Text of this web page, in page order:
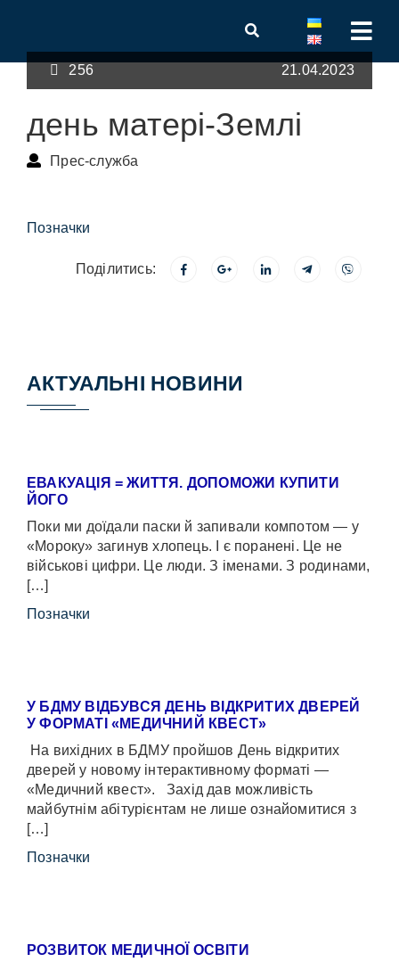
256 21.04.2023
день матері-Землі
Прес-служба
Позначки
Поділитись:
АКТУАЛЬНІ НОВИНИ
ЕВАКУАЦІЯ = ЖИТТЯ. ДОПОМОЖИ КУПИТИ
ЙОГО
Поки ми доїдали паски й запивали компотом — у
«Мороку» загинув хлопець. І є поранені. Це не
військові цифри. Це люди. З іменами. З родинами,
[…]
Позначки
У БДМУ ВІДБУВСЯ ДЕНЬ ВІДКРИТИХ ДВЕРЕЙ
У ФОРМАТІ «МЕДИЧНИЙ КВЕСТ»
На вихідних в БДМУ пройшов День відкритих
дверей у новому інтерактивному форматі —
«Медичний квест». Захід дав можливість
майбутнім абітурієнтам не лише ознайомитися з
[…]
Позначки
РОЗВИТОК МЕДИЧНОЇ ОСВІТИ